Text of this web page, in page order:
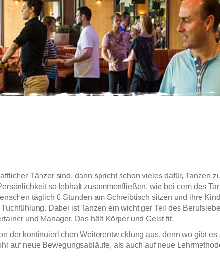
Tänzer sind, dann spricht schon vieles dafür, Tanzen
so lebhaft zusammenfließen, wie bei dem des
täglich 8 Stunden am Schreibtisch sitzen und ihre
Dabei ist Tanzen ein wichtiger Teil des
und Manager. Das hält Körper und Geist fit.
der kontinuierlichen Weiterentwicklung aus, denn wo gibt es
auf neue Bewegungsabläufe, als auch auf neue